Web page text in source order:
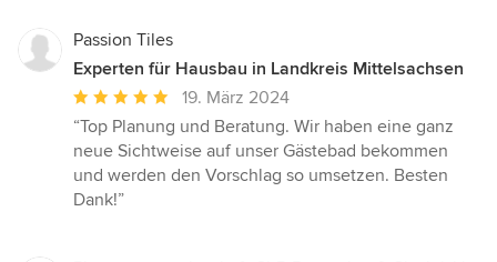
Passion Tiles
Experten für Hausbau in Landkreis Mittelsachsen
Durchschnittliche
Bewertung:
5
von
5
19. März 2024
“Top Planung und Beratung. Wir haben eine ganz
neue Sichtweise auf unser Gästebad bekommen
und werden den Vorschlag so umsetzen. Besten
Dank!”